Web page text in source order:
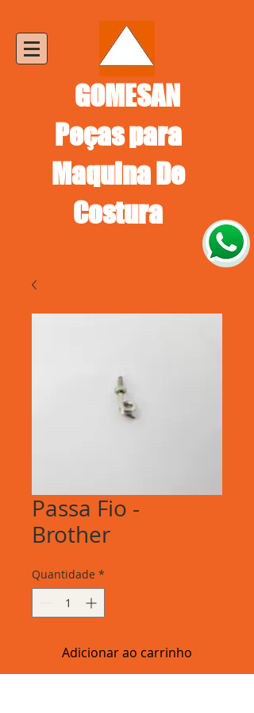
GOMESAN
Peças para
Maquina De
Costura
Passa Fio -
Brother
Quantidade *
Adicionar ao carrinho